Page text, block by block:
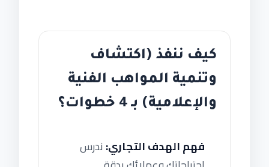
كيف ننفذ (اكتشاف
وتنمية المواهب الفنية
والإعلامية) بـ 4 خطوات؟
فهم الهدف التجاري: ندرس